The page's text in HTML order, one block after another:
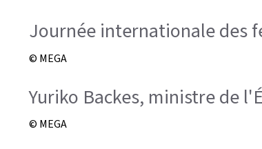
Journée internationale des
© MEGA
Yuriko Backes, ministre de
© MEGA